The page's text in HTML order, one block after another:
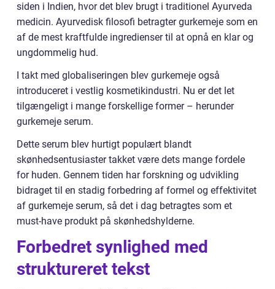
siden i Indien, hvor det blev brugt i traditionel Ayurveda
medicin. Ayurvedisk filosofi betragter gurkemeje som en
af de mest kraftfulde ingredienser til at opnå en klar og
ungdommelig hud.
I takt med globaliseringen blev gurkemeje også
introduceret i vestlig kosmetikindustri. Nu er det let
tilgængeligt i mange forskellige former – herunder
gurkemeje serum.
Dette serum blev hurtigt populært blandt
skønhedsentusiaster takket være dets mange fordele
for huden. Gennem tiden har forskning og udvikling
bidraget til en stadig forbedring af formel og effektivitet
af gurkemeje serum, så det i dag betragtes som et
must-have produkt på skønhedshylderne.
Forbedret synlighed med
struktureret tekst